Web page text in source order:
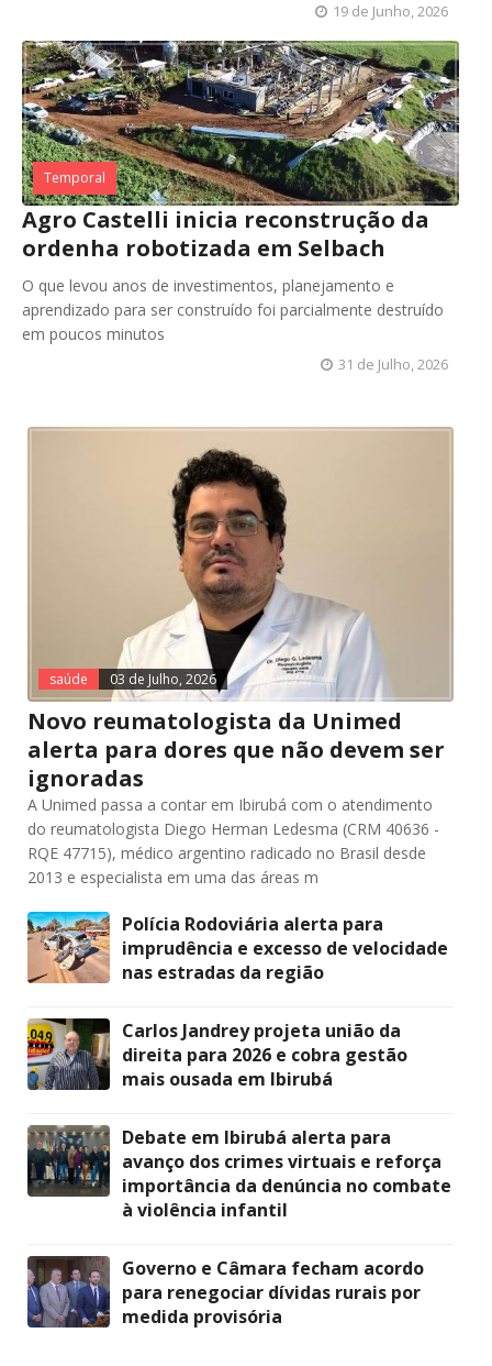
19 de Junho, 2026
Temporal
Agro Castelli inicia reconstrução da
ordenha robotizada em Selbach
O que levou anos de investimentos, planejamento e
aprendizado para ser construído foi parcialmente destruído
em poucos minutos
31 de Julho, 2026
saúde 03 de Julho, 2026
Novo reumatologista da Unimed
alerta para dores que não devem ser
ignoradas
A Unimed passa a contar em Ibirubá com o atendimento
do reumatologista Diego Herman Ledesma (CRM 40636 -
RQE 47715), médico argentino radicado no Brasil desde
2013 e especialista em uma das áreas m
Polícia Rodoviária alerta para
imprudência e excesso de velocidade
nas estradas da região
Carlos Jandrey projeta união da
direita para 2026 e cobra gestão
mais ousada em Ibirubá
Debate em Ibirubá alerta para
avanço dos crimes virtuais e reforça
importância da denúncia no combate
à violência infantil
Governo e Câmara fecham acordo
para renegociar dívidas rurais por
medida provisória